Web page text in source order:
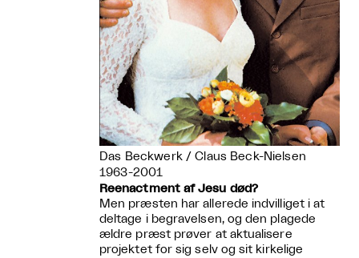
Das Beckwerk / Claus Beck-Nielsen
1963-2001
Reenactment af Jesu død?
Men præsten har allerede indvilliget i at
deltage i begravelsen, og den plagede
ældre præst prøver at aktualisere
projektet for sig selv og sit kirkelige